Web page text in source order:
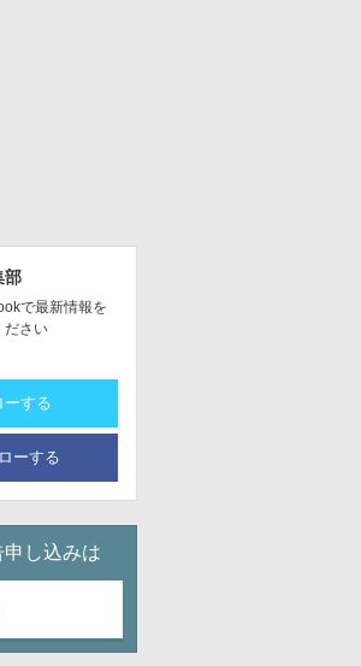
部
で最新情報を
ださい
ーする
ーする
し込みは